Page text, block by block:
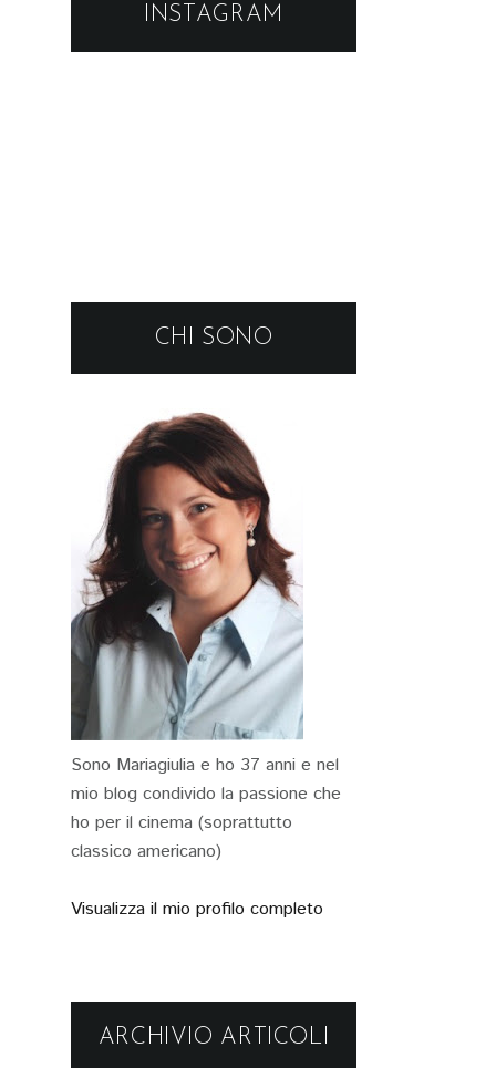
INSTAGRAM
CHI SONO
Sono Mariagiulia e ho 37 anni e nel
mio blog condivido la passione che
ho per il cinema (soprattutto
classico americano)
Visualizza il mio profilo completo
ARCHIVIO ARTICOLI